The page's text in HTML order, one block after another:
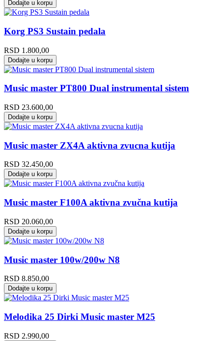
Dodajte u korpu
Korg PS3 Sustain pedala
RSD 1.800,00
Dodajte u korpu
Music master PT800 Dual instrumental sistem
RSD 23.600,00
Dodajte u korpu
Music master ZX4A aktivna zvucna kutija
RSD 32.450,00
Dodajte u korpu
Music master F100A aktivna zvučna kutija
RSD 20.060,00
Dodajte u korpu
Music master 100w/200w N8
RSD 8.850,00
Dodajte u korpu
Melodika 25 Dirki Music master M25
RSD 2.990,00